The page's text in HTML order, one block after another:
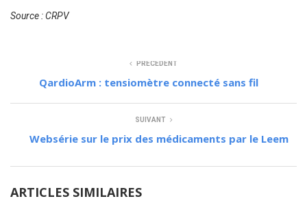
Source : CRPV
PRÉCÉDENT
QardioArm : tensiomètre connecté sans fil
SUIVANT
Websérie sur le prix des médicaments par le Leem
ARTICLES SIMILAIRES